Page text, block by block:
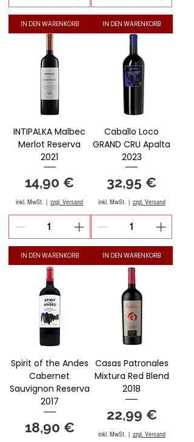
IN DEN WARENKORB IN DEN WARENKORB
INTIPALKA Malbec
Merlot Reserva
2021
Preis
14,90 €
inkl. MwSt. |zzgl. Versand
IN DEN WARENKORB
Caballo Loco
GRAND CRU Apalta
2023
Preis
32,95 €
inkl. MwSt.| zzgl. Versand
IN DEN WARENKORB
Spirit of the Andes
Cabernet
Sauvignon Reserva
2017
Preis
18,90 €
Casas Patronales
Mixtura Red Blend
2018
Preis
22,99 €
inkl. MwSt.| zzgl. Versand